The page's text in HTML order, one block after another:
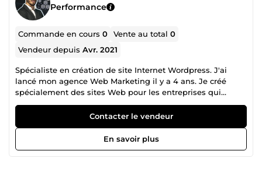
Performance
Commande en cours0 Vente au total0
Vendeur depuisAvr. 2021
Spécialiste en création de site Internet Wordpress. J'ai
lancé mon agence Web Marketing il y a 4 ans. Je créé
spécialement des sites Web pour les entreprises qui
veulent établir leurs présences sur Internet afin d'accroître
leurs visibilités et donc leurs chiffres d'affaires. Je travaille
principalement avec DIVI. Le thème le plus populaire au
monde qui compte des centaines de milliers d'utilisateurs.
Car, il permet d'obtenir un site performant, élégant,
Contacter le vendeur
En savoir plus